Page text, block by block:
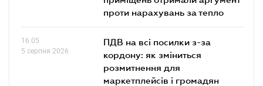
проти нарахувань за тепло
16.05
5 серпня 2026
ПДВ на всі посилки з-за
кордону: як зміниться
розмитнення для
маркетплейсів і громадян